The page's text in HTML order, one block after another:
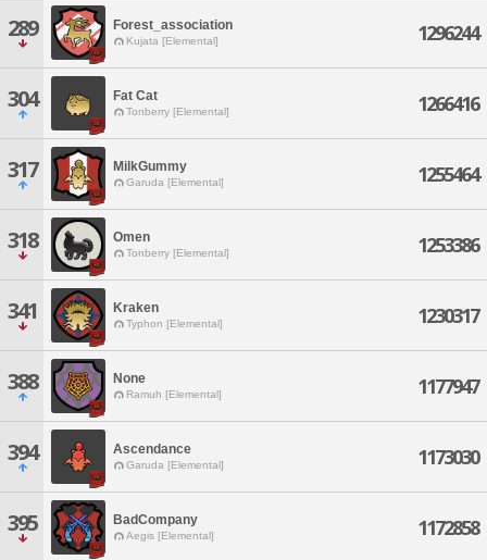
289 Forest_association
Kujata [Elemental] 1296244
304 Fat Cat
Tonberry [Elemental] 1266416
317 MilkGummy
Garuda [Elemental] 1255464
318 Omen
Tonberry [Elemental] 1253386
341 Kraken
Typhon [Elemental] 1230317
388 None
Ramuh [Elemental] 1177947
394 Ascendance
Garuda [Elemental] 1173030
395 BadCompany
Aegis [Elemental] 1172858